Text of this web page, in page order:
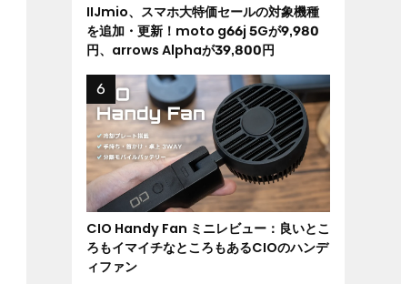
IIJmio、スマホ大特価セールの対象機種
を追加・更新！moto g66j 5Gが9,980
円、arrows Alphaが39,800円
CIO Handy Fan ミニレビュー：良いとこ
ろもイマイチなところもあるCIOのハンデ
ィファン